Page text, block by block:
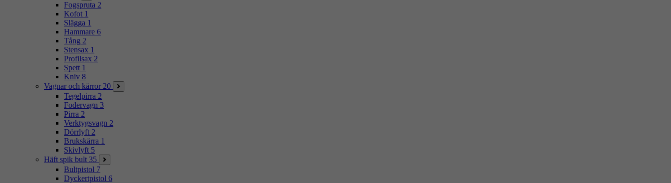
Fogspruta 2
Kofot 1
Slägga 1
Hammare 6
Tång 2
Stensax 1
Profilsax 2
Spett 1
Kniv 8
Vagnar och kärror 20
Tegelpirra 2
Fodervagn 3
Pirra 2
Verktygsvagn 2
Dörrlyft 2
Brukskärra 1
Skivlyft 5
Häft spik bult 35
Bultpistol 7
Dyckertpistol 6